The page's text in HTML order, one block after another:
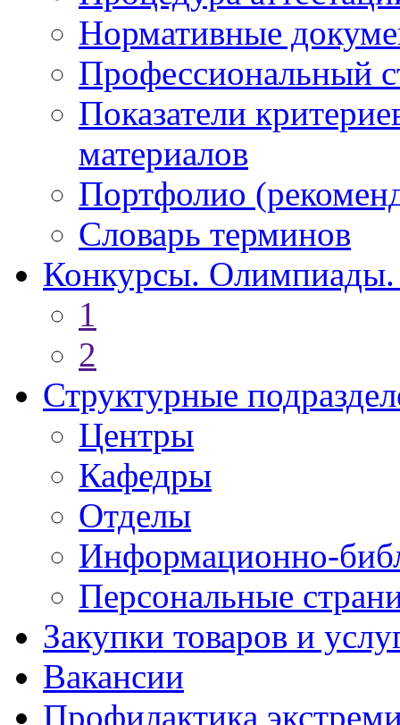
Нормативные
Профессиональный
Показатели
материалов
Портфолио
Словарь терминов
Конкурсы.
1
2
Структурные
Центры
Кафедры
Отделы
Информационно-
Персональные
Закупки товаров и
Вакансии
Профилактика